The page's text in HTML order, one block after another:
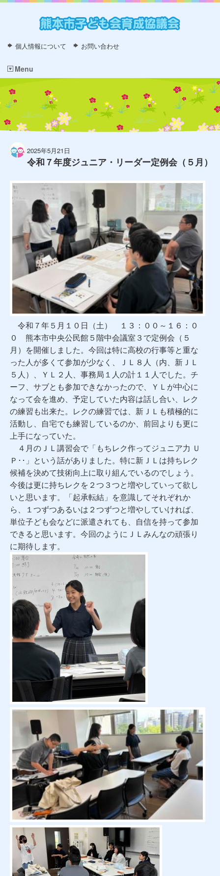
個人情報について お問い合わせ
Menu
2025年5月21日
令和７年度ジュニア・リーダー定例会（５月）
令和７年５月１０日（土） １３：００～１６：０
０ 熊本市中央公民館５階中会議室３で定例会（５
月）を開催しました。今回は特に高校の行事等と重な
った人が多くて参加が少なく、ＪＬ８人（内、新ＪＬ
５人）、ＹＬ２人、事務局１人の計１１人でした。チ
ーフ、サブとも参加できなかったので、ＹＬが中心に
なって会を進め、予定していた内容は話し合い、レク
の練習も出来た。レクの練習では、新ＪＬも積極的に
活動し、自宅でも練習しているのか、前回よりも更に
上手になっていた。
４月のＪＬ講習会で「もちレク作ってジュニア力 Ｕ
Ｐ･･」という話がありました。特に新ＪＬは持ちレク
候補を決めて技術向上に取り組んでいるのでしょう。
今後は更に持ちレクを２つ３つと増やしていって欲し
いと思います。「起承転結」を意識してそれぞれか
ら、１つずつあるいは２つずつと増やしていければ、
単位子ども会などに派遣されても、自信を持って参加
できると思います。今回のようにＪＬみんなの頑張り
に期待します。